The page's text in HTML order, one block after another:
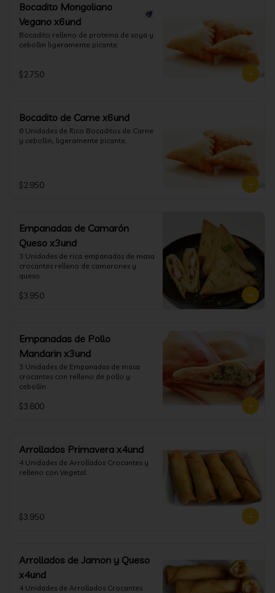
Bocadito Mongoliano
Vegano x6und
Bocadito relleno de proteina de soya y
cebollin ligeramente picante.
$2.750
Bocadito de Carne x6und
6 Unidades de Rico Bocaditos de Carne
y cebollin, ligeramente picante.
$2.950
Empanadas de Camarón
Queso x3und
3 Unidades de rica empanadas de masa
crocantes relleno de camarones y
queso.
$3.950
Empanadas de Pollo
Mandarin x3und
3 Unidades de Empanadas de masa
crocantes con relleno de pollo y
cebollín
$3.600
Arrollados Primavera x4und
4 Unidades de Arrollados Crocantes y
relleno con Vegetal
$3.950
Arrollados de Jamon y Queso
x4und
4 Unidades de Arrollados Crocantes